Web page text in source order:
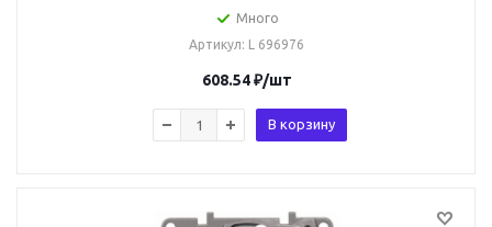
Много
Артикул: L 696976
608.54₽/шт
В корзину